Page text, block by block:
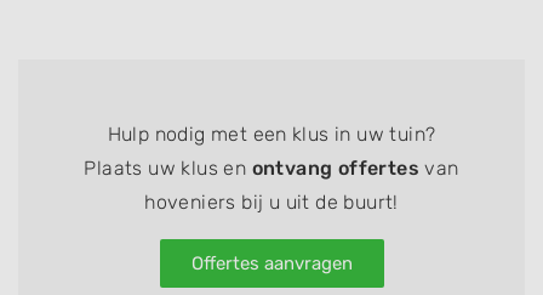
Hulp nodig met een klus in uw tuin?
Plaats uw klus en ontvang offertes van
hoveniers bij u uit de buurt!
Offertes aanvragen